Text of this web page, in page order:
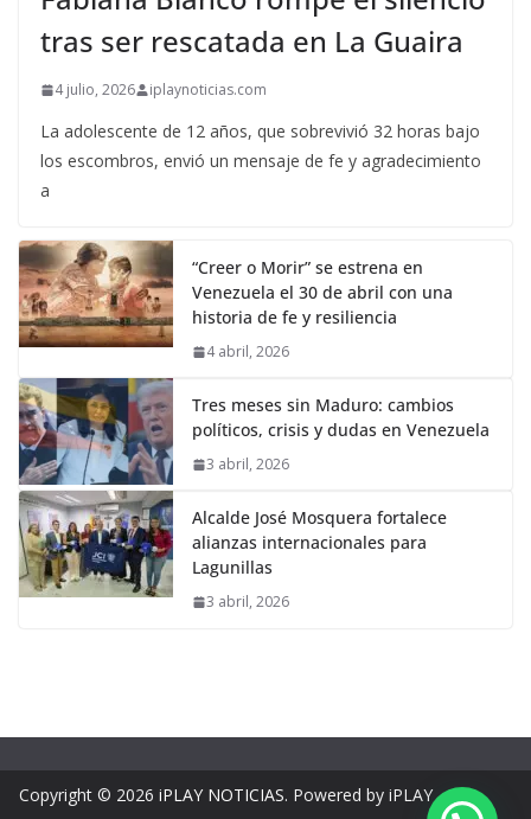
tras ser rescatada en La Guaira
4 julio, 2026 iplaynoticias.com
La adolescente de 12 años, que sobrevivió 32 horas bajo
los escombros, envió un mensaje de fe y agradecimiento
a
“Creer o Morir” se estrena en
Venezuela el 30 de abril con una
historia de fe y resiliencia
4 abril, 2026
Tres meses sin Maduro: cambios
políticos, crisis y dudas en Venezuela
3 abril, 2026
Alcalde José Mosquera fortalece
alianzas internacionales para
Lagunillas
3 abril, 2026
Copyright © 2026 iPLAY NOTICIAS. Powered by iPLAY